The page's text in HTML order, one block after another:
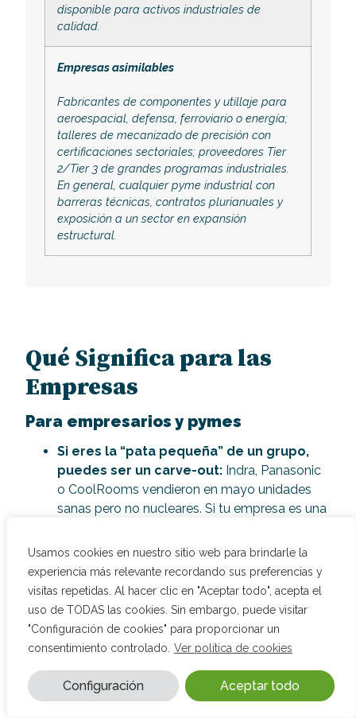
Usamos cookies en nuestro sitio web para brindarle la
experiencia más relevante recordando sus preferencias y
visitas repetidas. Al hacer clic en "Aceptar todo", acepta el
uso de TODAS las cookies. Sin embargo, puede visitar
"Configuración de cookies" para proporcionar un
consentimiento controlado. Ver política de cookies
Configuración Aceptar todo
disponible para activos industriales de
calidad.
Empresas asimilables
Fabricantes de componentes y utillaje para
aeroespacial, defensa, ferroviario o energía;
talleres de mecanizado de precisión con
certificaciones sectoriales; proveedores Tier
2/Tier 3 de grandes programas industriales.
En general, cualquier pyme industrial con
barreras técnicas, contratos plurianuales y
exposición a un sector en expansión
estructural.
Qué Significa para las
Empresas
Para empresarios y pymes
Si eres la “pata pequeña” de un grupo,
puedes ser un carve-out: Indra, Panasonic
o CoolRooms vendieron en mayo unidades
sanas pero no nucleares. Si tu empresa es una
ya no prioriza, existe un comprador para quien
sí eres estratégico; plantear la venta puede ser
mejor que languidecer sin inversión.
En sectores fragmentados, el primero
que vende fija el precio:corredurías,
asesorías o gestorías están siendo
consolidadas por plataformas con prisa. El
primer vendedor de calidad suele lograr el